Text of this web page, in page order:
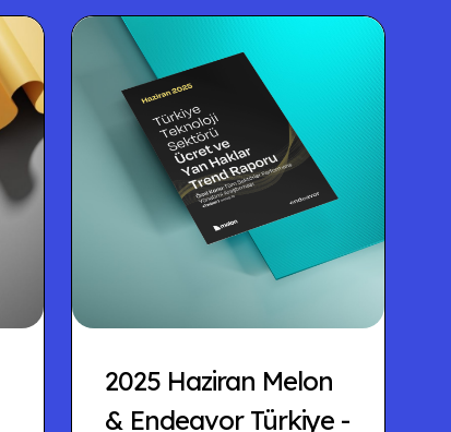
2025 Haziran Melon
& Endeavor Türkiye -